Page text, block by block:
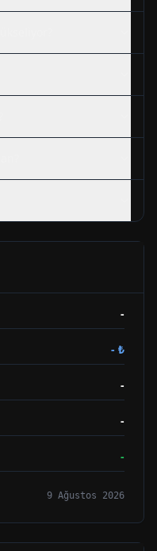
-
- ₺
-
-
-
9 Ağustos 2026